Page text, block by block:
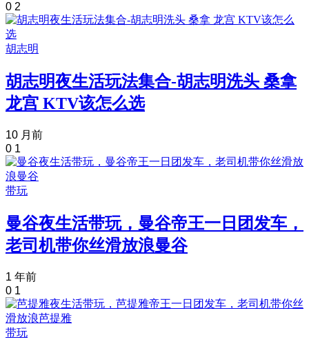
0 2
胡志明
胡志明夜生活玩法集合-胡志明洗头 桑拿
龙宫 KTV该怎么选
10 月前
0 1
带玩
曼谷夜生活带玩，曼谷帝王一日团发车，
老司机带你丝滑放浪曼谷
1 年前
0 1
带玩